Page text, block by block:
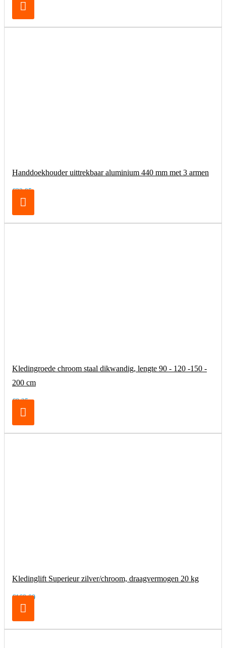
Handdoekhouder uittrekbaar aluminium 440 mm met 3 armen
€32,95
Kledingroede chroom staal dikwandig, lengte 90 - 120 -150 -
200 cm
€8,25
Kledinglift Superieur zilver/chroom, draagvermogen 20 kg
€169,00